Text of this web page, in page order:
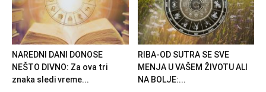
NAREDNI DANI DONOSE
NEŠTO DIVNO: Za ova tri
znaka sledi vreme...
RIBA-OD SUTRA SE SVE
MENJA U VAŠEM ŽIVOTU ALI
NA BOLJE:...